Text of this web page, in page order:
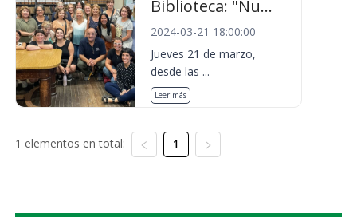
Biblioteca: "Nu...
2024-03-21 18:00:00
Jueves 21 de marzo,
desde las ...
Leer más
1 elementos en total: 1